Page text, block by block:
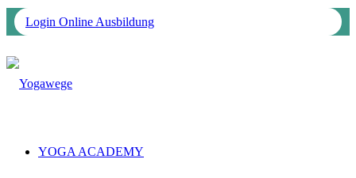
Login Online Ausbildung
YOGA ACADEMY